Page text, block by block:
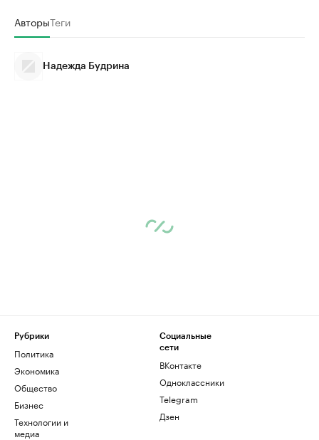
АвторыТеги
Надежда Будрина
Рубрики
Политика
Экономика
Общество
Бизнес
Технологии и
медиа
Социальные
сети
ВКонтакте
Одноклассники
Telegram
Дзен